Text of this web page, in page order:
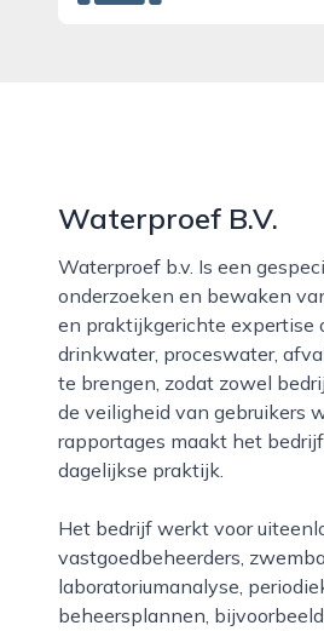
Waterproef B.V.
Waterproef b.v. Is een gespecialiseerd laboratorium in de stad ’s-gravenhage dat zich richt op het
onderzoeken en bewaken
en praktijkgerichte expertise
drinkwater, proceswater,
te brengen, zodat zowel
de veiligheid van gebruikers
rapportages maakt het
dagelijkse praktijk.
Het bedrijf werkt voor uiteenlopende opdrachtgevers, zoals industrie, utiliteitsbouw, zorginstellingen,
vastgoedbeheerders,
laboratoriumanalyse,
beheersplannen,